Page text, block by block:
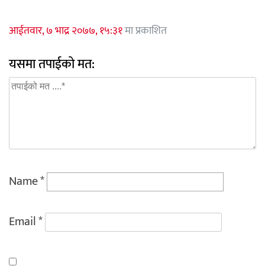
आईतवार, ७ भाद्र २०७७, १५:३१मा प्रकाशित
यसमा तपाईको मत:
Name*
Email*